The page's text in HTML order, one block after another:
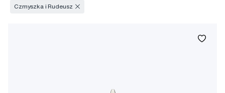
Czmyszka i Rudeusz